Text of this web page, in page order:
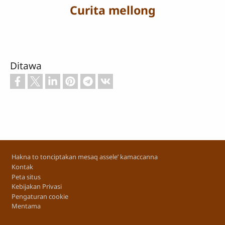
Curita mellong
Ditawa
Footer
Hakna to tonciptakan mesaq assele’ kamaccanna
Kontak
Peta situs
Kebijakan Privasi
Pengaturan cookie
Mentama